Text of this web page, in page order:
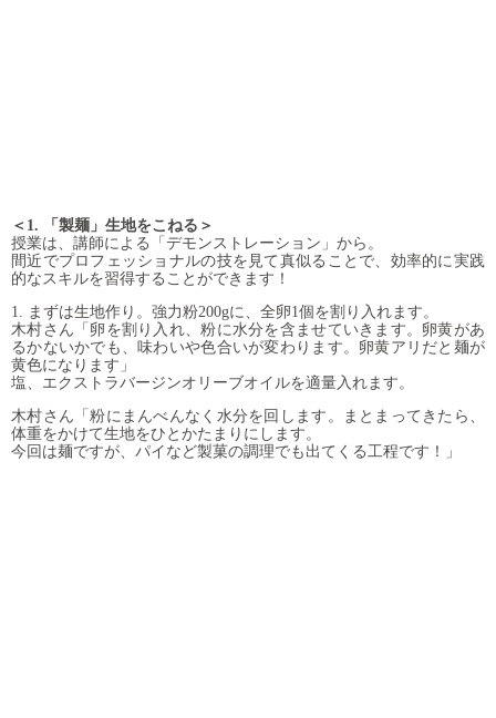
＜1. 「製麺」生地をこねる＞
授業は、講師による「デモンストレーション」から。
間近でプロフェッショナルの技を見て真似ることで、効率的に実践
的なスキルを習得することができます！
1. まずは生地作り。強力粉200gに、全卵1個を割り入れます。
木村さん「卵を割り入れ、粉に水分を含ませていきます。卵黄があ
るかないかでも、味わいや色合いが変わります。卵黄アリだと麺が
黄色になります」
塩、エクストラバージンオリーブオイルを適量入れます。
木村さん「粉にまんべんなく水分を回します。まとまってきたら、
体重をかけて生地をひとかたまりにします。
今回は麺ですが、パイなど製菓の調理でも出てくる工程です！」